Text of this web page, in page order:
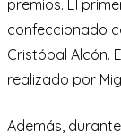
premios. El
confeccionado
Cristóbal Alcón.
realizado por
Además,